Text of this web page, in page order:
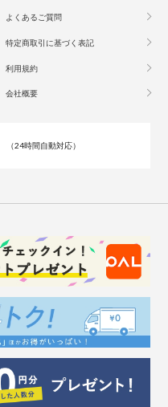
よくあるご質問
特定商取引に基づく表記
利用規約
会社概要
（24時間自動対応）